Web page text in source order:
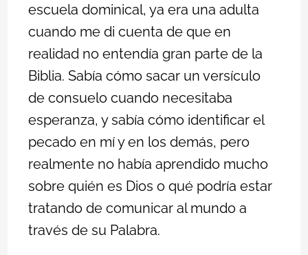
escuela dominical, ya era una adulta
cuando me di cuenta de que en
realidad no entendía gran parte de la
Biblia. Sabía cómo sacar un versículo
de consuelo cuando necesitaba
esperanza, y sabía cómo identificar el
pecado en mí y en los demás, pero
realmente no había aprendido mucho
sobre quién es Dios o qué podría estar
tratando de comunicar al mundo a
través de su Palabra.